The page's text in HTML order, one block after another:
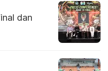
dan